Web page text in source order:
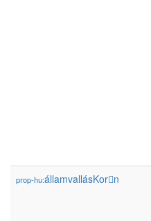
prop-hu:államvallásKor󡮺n